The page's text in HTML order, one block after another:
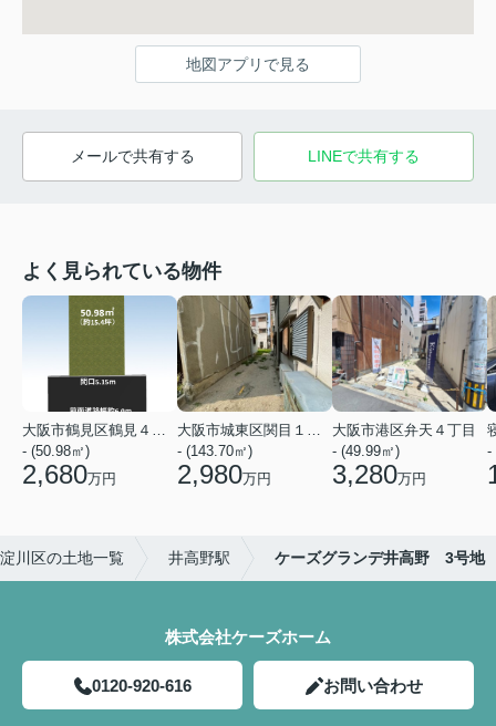
地図アプリで見る
メールで共有する LINEで共有する
よく見られている物件
大阪市鶴見区鶴見４丁目
- (50.98㎡)
2,680万円
大阪市城東区関目１丁目
- (143.70㎡)
2,980万円
大阪市港区弁天４丁目
- (49.99㎡)
3,280万円
-
川区の土地一覧 井高野駅 ケーズグランデ井高野 3号地
株式会社ケーズホーム
0120-920-616 お問い合わせ